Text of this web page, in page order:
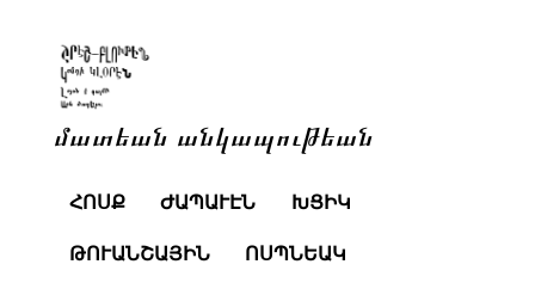
մատեան անկապութեան
ՀՈՍՔ ԺԱՊԱՒԷՆ ԽՑԻԿ
ԹՈՒԱՆՇԱՅԻՆ ՈՍՊՆԵԱԿ